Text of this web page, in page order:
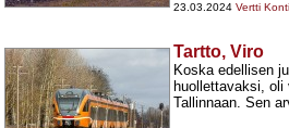
23.03.2024 Vertti
Tartto, Viro
Koska edellisen
huollettavaksi,
Tallinnaan. Sen